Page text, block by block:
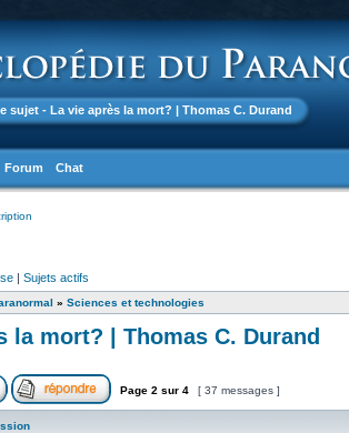
sujet - La vie après la mort? | Thomas C. Durand
Forum Chat
| Sujets actifs
» Sciences et technologies
la mort? | Thomas C. Durand
Page 2 sur 4 [ 37 messages ]